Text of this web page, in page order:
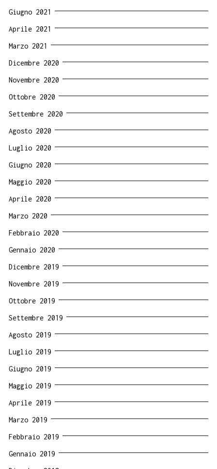
Giugno 2021
Aprile 2021
Marzo 2021
Dicembre 2020
Novembre 2020
Ottobre 2020
Settembre 2020
Agosto 2020
Luglio 2020
Giugno 2020
Maggio 2020
Aprile 2020
Marzo 2020
Febbraio 2020
Gennaio 2020
Dicembre 2019
Novembre 2019
Ottobre 2019
Settembre 2019
Agosto 2019
Luglio 2019
Giugno 2019
Maggio 2019
Aprile 2019
Marzo 2019
Febbraio 2019
Gennaio 2019